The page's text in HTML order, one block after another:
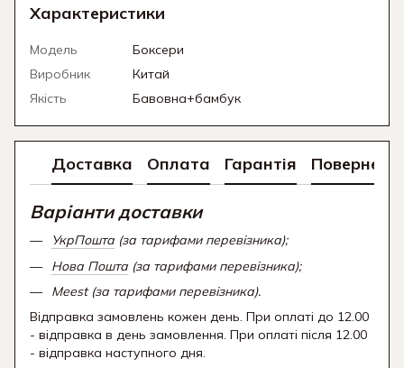
Характеристики
Модель
Боксери
Виробник
Китай
Якість
Бавовна+бамбук
Доставка Оплата Гарантія
Варіанти доставки
УкрПошта (за тарифами перевізника);
Нова Пошта (за тарифами перевізника);
Meest (за тарифами перевізника).
Відправка замовлень кожен день. При оплаті до 12.00
- відправка в день замовлення. При оплаті після 12.00
- відправка наступного дня.